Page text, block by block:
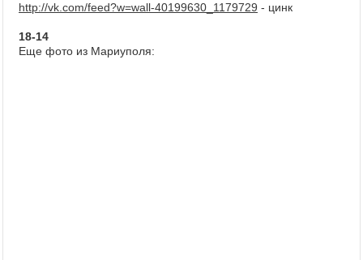
http://vk.com/feed?w=wall-40199630_1179729 - цинк
18-14
Еще фото из Мариуполя: